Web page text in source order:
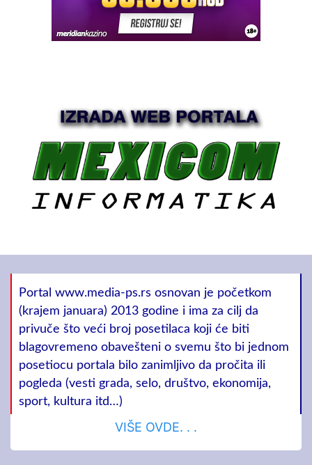
Portal www.media-ps.rs osnovan je početkom
(krajem januara) 2013 godine i ima za cilj da
privuče što veći broj posetilaca koji će biti
blagovremeno obavešteni o svemu što bi jednom
posetiocu portala bilo zanimljivo da pročita ili
pogleda (vesti grada, selo, društvo, ekonomija,
sport, kultura itd…)
VIŠE OVDE. . .